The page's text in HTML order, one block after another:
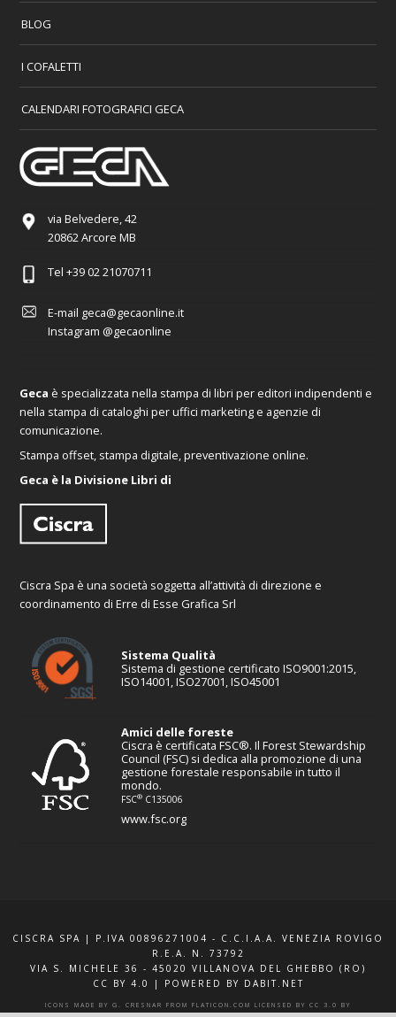
BLOG
I COFALETTI
CALENDARI FOTOGRAFICI GECA
via Belvedere, 42
20862 Arcore MB
Tel +39 02 21070711
E-mail geca@gecaonline.it
Instagram @gecaonline
Geca è specializzata nella stampa di libri per editori indipendenti e
nella stampa di cataloghi per uffici marketing e agenzie di
comunicazione.
Stampa offset, stampa digitale, preventivazione online.
Geca è la Divisione Libri di
Ciscra Spa è una società soggetta all’attività di direzione e
coordinamento di Erre di Esse Grafica Srl
Sistema Qualità
Sistema di gestione certificato ISO9001:2015,
ISO14001, ISO27001, ISO45001
Amici delle foreste
Ciscra è certificata FSC®. Il Forest Stewardship
Council (FSC) si dedica alla promozione di una
gestione forestale responsabile in tutto il
mondo.
FSC® C135006
www.fsc.org
CISCRA SPA | P.IVA 00896271004 - C.C.I.A.A. VENEZIA ROVIGO
R.E.A. N. 73792
VIA S. MICHELE 36 - 45020 VILLANOVA DEL GHEBBO (RO)
CC BY 4.0
| POWERED BY DABIT.NET
ICONS MADE BY G. CRESNAR FROM FLATICON.COM LICENSED BY CC 3.0 BY